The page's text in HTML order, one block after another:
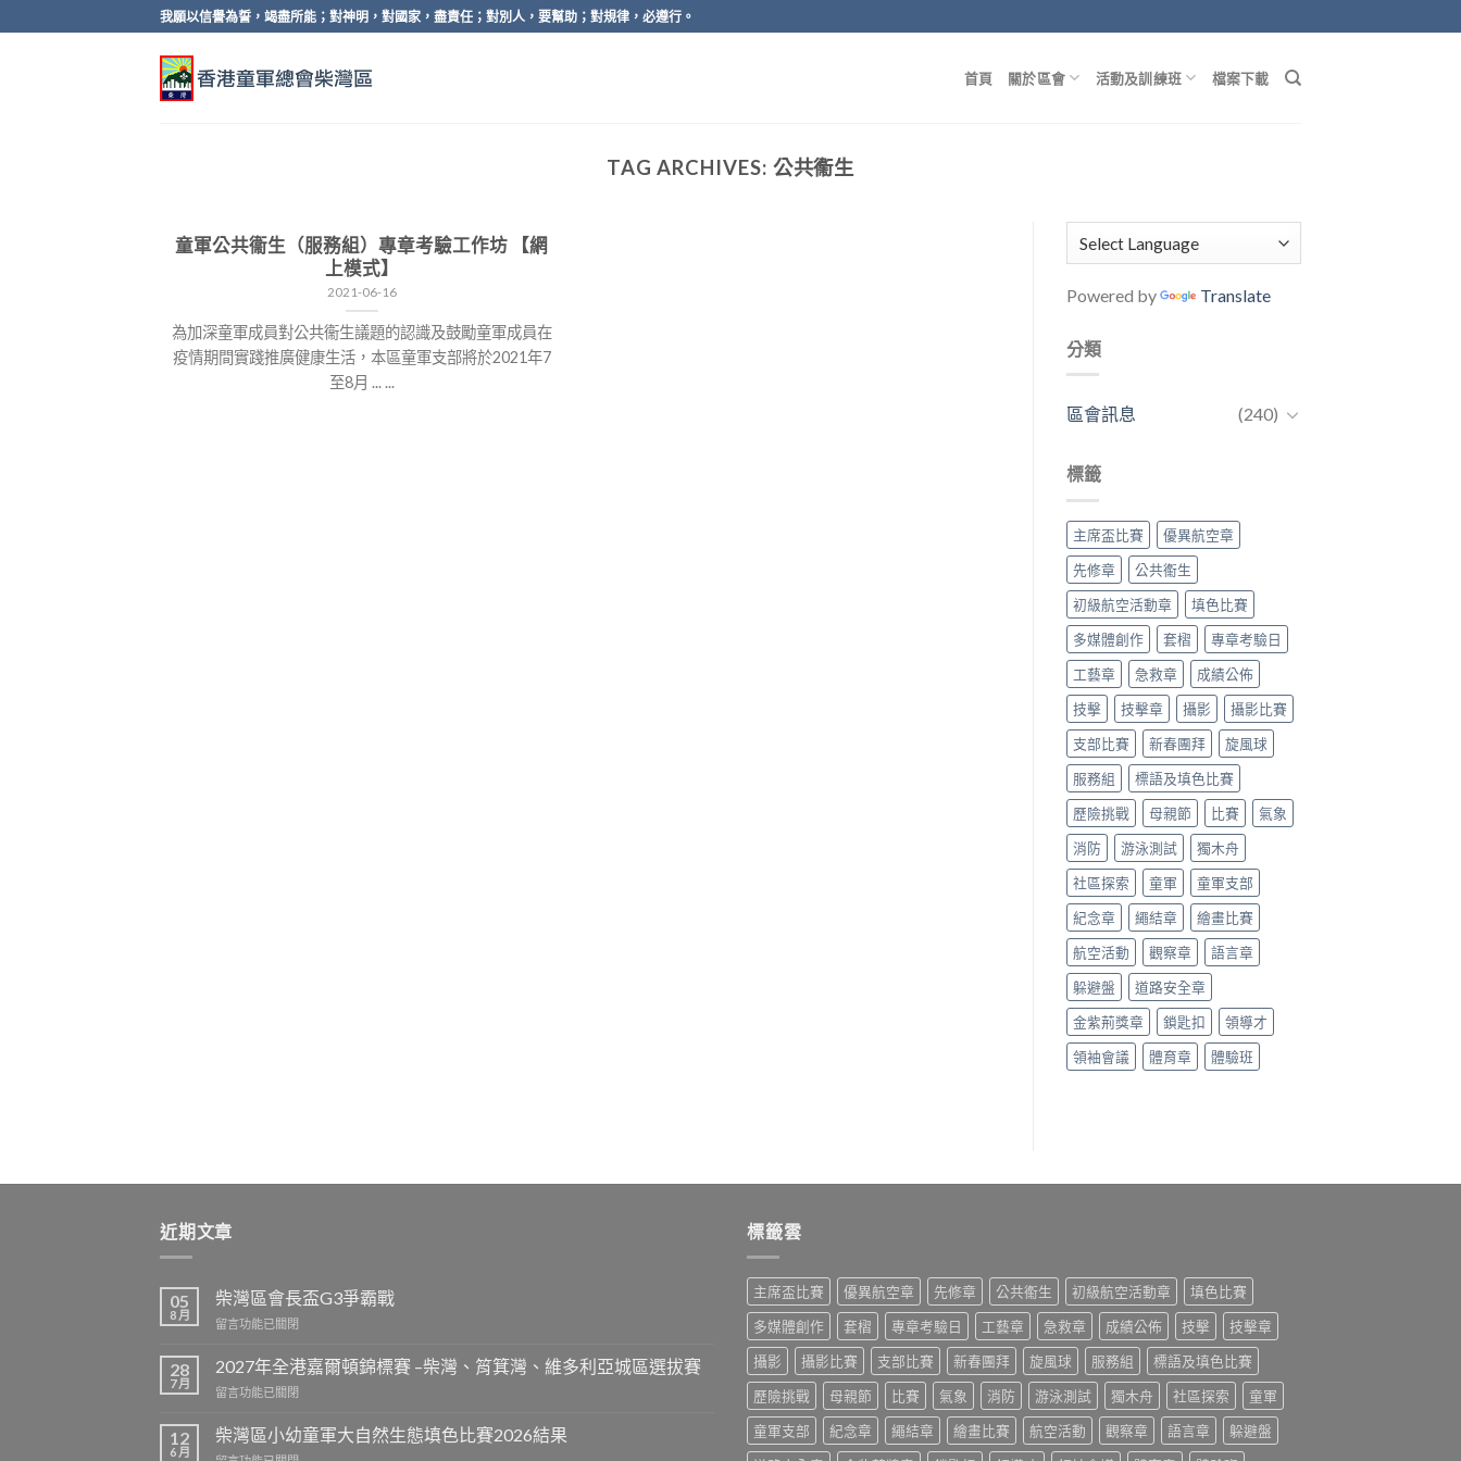
to
我願以信譽為誓，竭盡所能；對神明，對國家，盡責任；對別人，要幫助；對規律，必遵行。
首頁 關於區會 活動及訓練班 檔案下載
TAG ARCHIVES: 公共䘙生
童軍公共衞生（服務組）專章考驗工作坊 【網
上模式】
2021-06-16
為加深童軍成員對公共衞生議題的認識及鼓勵童軍成員在
疫情期間實踐推廣健康生活，本區童軍支部將於2021年7
至8月 ... ...
Powered by Translate
分類
區會訊息 (240)
標籤
主席盃比賽
優異航空章
先修章
公共䘙生
初級航空活動章
填色比賽
多媒體創作
套槢
專章考驗日
工藝章
急救章
成績公佈
技擊
技擊章 攝影
攝影比賽
支部比賽
新春團拜
旋風球
服務組
標語及填色比賽
歷險挑戰
母親節 比賽
氣象
消防
游泳測試
獨木舟
社區探索
童軍
童軍支部
紀念章
繩結章
繪畫比賽
航空活動
觀察章
語言章
躲避盤
道路安全章
金紫荊獎章
鎖匙扣
領導才
領袖會議
體育章 體驗班
近期文章
05
8 月
柴灣區會長盃G3爭霸戰
在
灣
會
盃
G3
留言功能已關閉
28
7 月
2027年全港嘉爾頓錦標賽 –柴灣、筲箕灣、維多利亞城區選拔賽
在
年
全
留言功能已關閉
12
6 月
柴灣區小幼童軍大自然生態填色比賽2026結果
標籤雲
主席盃比賽 優異航空章 先修章 公共䘙生 初級航空活動章
填色比賽
多媒體創作
套槢 專章考驗日 工藝章 急救章 成績公佈 技擊
技擊章
攝影
攝影比賽 支部比賽 新春團拜 旋風球 服務組
標語及填色比賽
歷險挑戰
母親節 比賽 氣象 消防 游泳測試 獨木舟 社區探索
童軍
童軍支部
紀念章 繩結章 繪畫比賽 航空活動 觀察章 語言章
躲避盤